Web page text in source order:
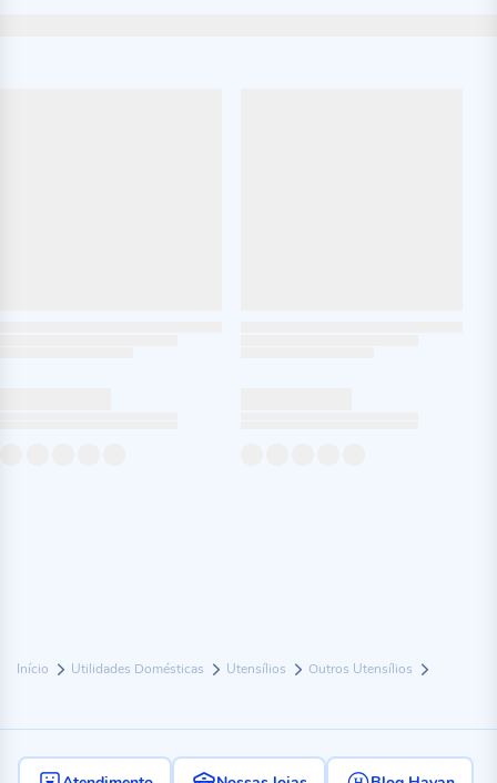
Início Utilidades Domésticas Utensílios Outros Utensílios